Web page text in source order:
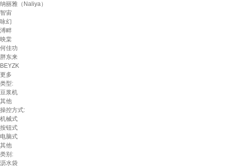
纳丽雅（Naliya）
智宙
咏幻
溥畔
映棠
何佳功
胖东来
BEYZK
更多
类型:
豆浆机
其他
操控方式:
机械式
按钮式
电脑式
其他
类别:
沥水袋